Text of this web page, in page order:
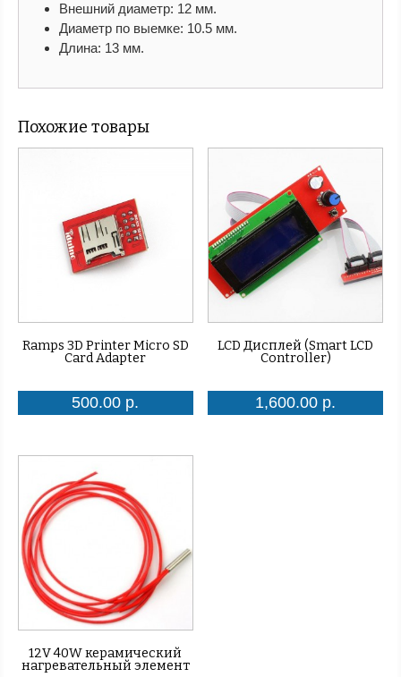
Внешний диаметр: 12 мм.
Диаметр по выемке: 10.5 мм.
Длина: 13 мм.
Похожие товары
Ramps 3D Printer Micro SD
Card Adapter
500.00 р.
LCD Дисплей (Smart LCD
Controller)
1,600.00 р.
12V 40W керамический
нагревательный элемент